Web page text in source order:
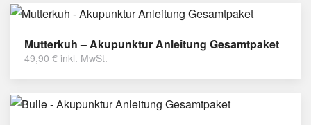
Mutterkuh – Akupunktur Anleitung Gesamtpaket
49,90 € inkl. MwSt.